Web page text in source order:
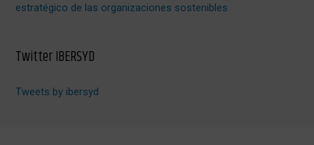
estratégico de las organizaciones sostenibles
Twitter IBERSYD
Tweets by ibersyd